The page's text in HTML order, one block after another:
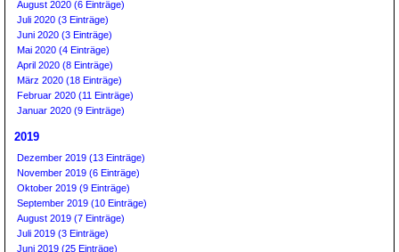
August 2020 (6 Einträge)
Juli 2020 (3 Einträge)
Juni 2020 (3 Einträge)
Mai 2020 (4 Einträge)
April 2020 (8 Einträge)
März 2020 (18 Einträge)
Februar 2020 (11 Einträge)
Januar 2020 (9 Einträge)
2019
Dezember 2019 (13 Einträge)
November 2019 (6 Einträge)
Oktober 2019 (9 Einträge)
September 2019 (10 Einträge)
August 2019 (7 Einträge)
Juli 2019 (3 Einträge)
Juni 2019 (25 Einträge)